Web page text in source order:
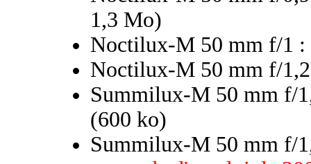
1,3 Mo)
Noctilux-M 50 mm f/1 :
Noctilux-M 50 mm f/
Summilux-M 50 mm f/
(600 ko)
Summilux-M 50 mm f/